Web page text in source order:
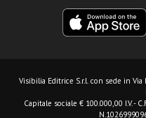
Visibilia Editrice S.r.l. con sede in Via
Capitale sociale € 100.000,00 I.V. -